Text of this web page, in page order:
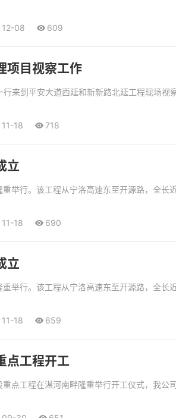
12-08 609
项目视察工作
行来到平安大道西延和新新路北延工程现场
11-18 718
立
举行。该工程从宁洛高速东至开源路，全
11-18 690
立
举行。该工程从宁洛高速东至开源路，全
11-18 659
点工程开工
点工程在湛河南畔隆重举行开工仪式，我